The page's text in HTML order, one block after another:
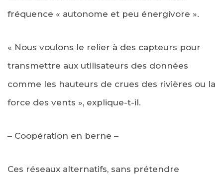
fréquence « autonome et peu énergivore ».
« Nous voulons le relier à des capteurs pour
transmettre aux utilisateurs des données
comme les hauteurs de crues des rivières ou la
force des vents », explique-t-il.
– Coopération en berne –
Ces réseaux alternatifs, sans prétendre